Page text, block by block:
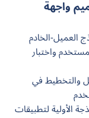
واجهة
العميل-الخادم
واختبار
والتخطيط في
الأولية لتطبيقات